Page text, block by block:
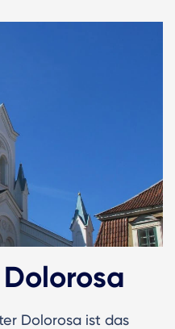
Dolorosa ist das